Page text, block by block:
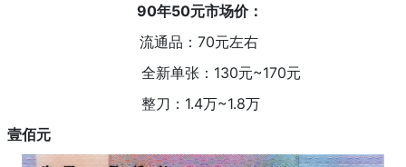
90年50元市场价：
流通品：70元左右
全新单张：130元~170元
整刀：1.4万~1.8万
壹佰元